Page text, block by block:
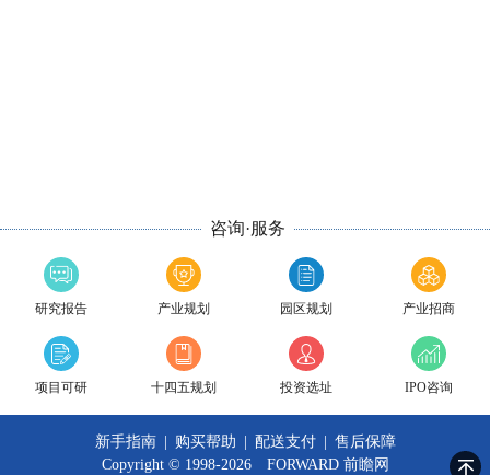
咨询·服务
研究报告 产业规划 园区规划 产业招商
项目可研 十四五规划 投资选址 IPO咨询
新手指南 购买帮助 配送支付
售后保障
Copyright © 1998-2026 FORWARD 前瞻网